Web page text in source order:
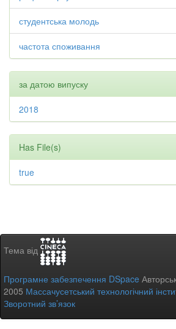
студентська молодь
частота споживання
за датою випуску
2018
Has File(s)
true
Тема від
Програмне забезпечення DSpace
2005 Массачусетський технологічний
Зворотний зв’язок